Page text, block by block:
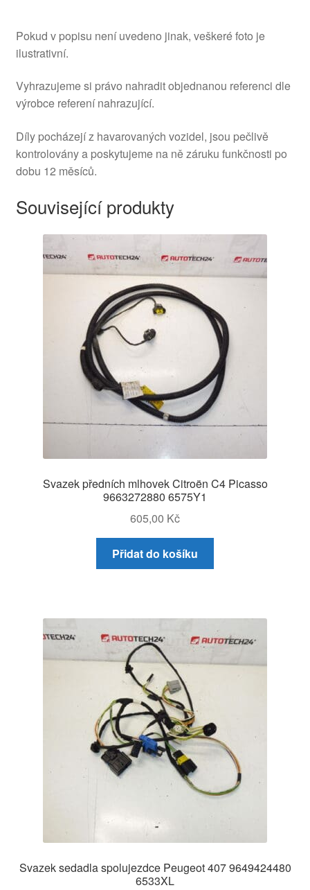
Pokud v popisu není uvedeno jinak, veškeré foto je
ilustrativní.
Vyhrazujeme si právo nahradit objednanou referenci dle
výrobce referení nahrazující.
Díly pocházejí z havarovaných vozidel, jsou pečlivě
kontrolovány a poskytujeme na ně záruku funkčnosti po
dobu 12 měsíců.
Související produkty
Svazek předních mlhovek Citroën C4 Picasso
9663272880 6575Y1
605,00 Kč
Přidat do košíku
Svazek sedadla spolujezdce Peugeot 407 9649424480
6533XL